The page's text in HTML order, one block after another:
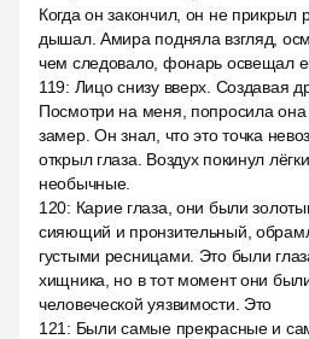
Когда он закончил, он не прикрыл
дышал. Амира подняла взгляд,
чем следовало, фонарь освещал
119: Лицо снизу вверх. Создавая
Посмотри на меня, попросила
замер. Он знал, что это точка
открыл глаза. Воздух покинул
необычные.
120: Карие глаза, они были
сияющий и пронзительный,
густыми ресницами. Это были
хищника, но в тот момент они
человеческой уязвимости. Это
121 : Были самые прекрасные и